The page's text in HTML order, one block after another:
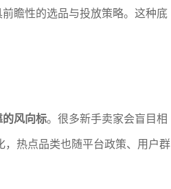
瞻性的选品与投放策略。这种底
风向标。很多新手卖家会盲目相
，热点品类也随平台政策、用户群